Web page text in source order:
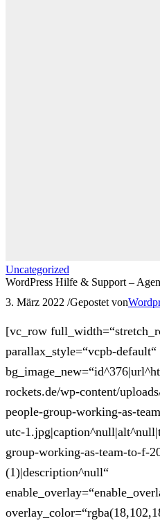
Uncategorized
WordPress Hilfe & Support –
3. März 2022 /Gepostet von
[vc_row
parallax_style=“vcpb-default“
rockets.de/wp-content/
people-group-working-as-
utc-
group-working-as-team-to-f-
(1)|description^null“